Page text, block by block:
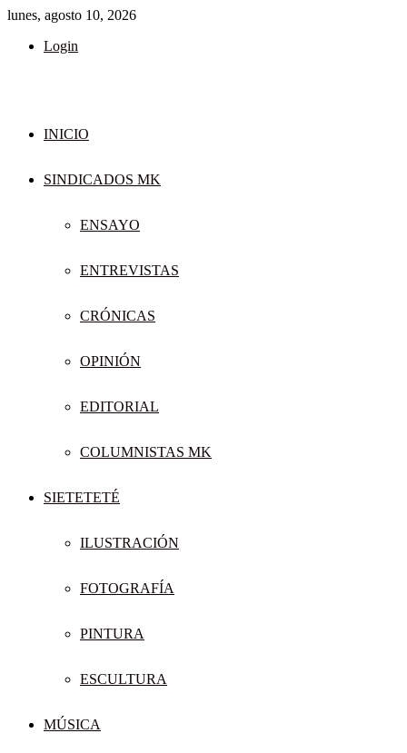
lunes, agosto 10, 2026
Login
INICIO
SINDICADOS MK
ENSAYO
ENTREVISTAS
CRÓNICAS
OPINIÓN
EDITORIAL
COLUMNISTAS MK
SIETETETÉ
ILUSTRACIÓN
FOTOGRAFÍA
PINTURA
ESCULTURA
MÚSICA